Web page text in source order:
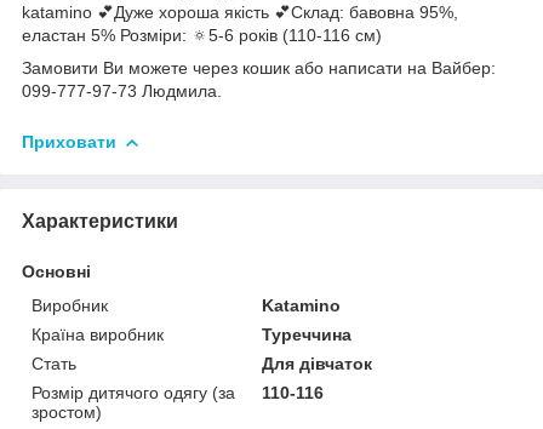
katamino 💕Дуже хороша якість 💕Склад: бавовна 95%,
еластан 5% Розміри: 🔅5-6 років (110-116 см)
Замовити Ви можете через кошик або написати на Вайбер:
099-777-97-73 Людмила.
Приховати
Характеристики
Основні
Виробник
Katamino
Країна виробник
Туреччина
Стать
Для дівчаток
Розмір дитячого одягу (за
зростом)
110-116